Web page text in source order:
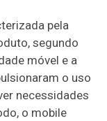
pela
segundo
móvel e a
o uso
necessidades
o mobile